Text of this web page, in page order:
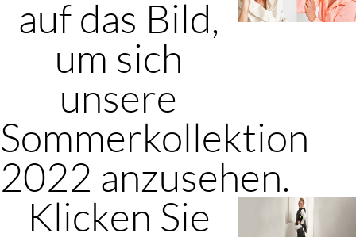
auf das Bild,
um sich
unsere
Sommerkollektion
2022 anzusehen.
Klicken Sie